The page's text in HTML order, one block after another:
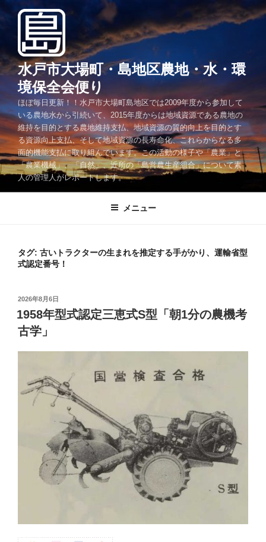
ン
ツ
へ
ス
キ
ッ
プ
水戸市大場町・島地区農地・水・環
境保全会便り
ほぼ毎日更新！！水戸市大場町島地区では2009年度から参加して
いる農地水から引続いて、2015年度からは地域資源である農地の
維持を目的とする農地維持支払、地域資源の質的向上を目的とす
る資源向上支払、そして地域資源の長寿命化、これらからなる多
面的機能支払に取り組んでいます。この活動の様子や「農業」と
「農業機械」、「自然」、近所の「島営農生産組合」について素
人の管理人がレポートします。
メニュー
タグ: 古いトラクターの生まれを推定する手がかり、運輸省型
式認定番号！
投
稿
日:
2026年8月6日
1958年型式認定三恵式S型「朝1分の農機考
古学」